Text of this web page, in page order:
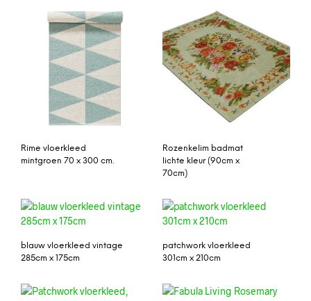
Rime vloerkleed
mintgroen 70 x 300 cm.
Rozenkelim badmat
lichte kleur (90cm x
70cm)
blauw vloerkleed vintage
285cm x 175cm
patchwork vloerkleed
301cm x 210cm